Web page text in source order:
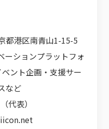
都港区南青山1-15-5
ーションプラットフォ
ント企画・支援サー
など
代表）